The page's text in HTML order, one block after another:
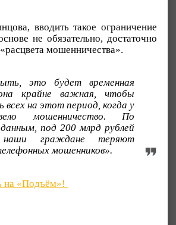
вводить такое ограничение
не обязательно, достаточно
мошенничества».
это будет временная
крайне важная, чтобы
всех на этот период, когда у
мошенничество. По
под 200 млрд рублей
наши граждане теряют
мошенников».
на «Подъём»!